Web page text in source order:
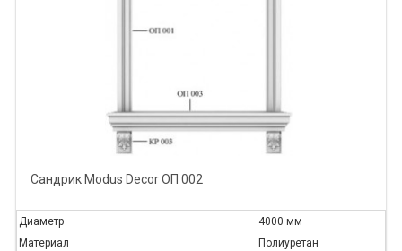
Сандрик Modus Decor ОП 002
Диаметр
4000 мм
Материал
Полиуретан